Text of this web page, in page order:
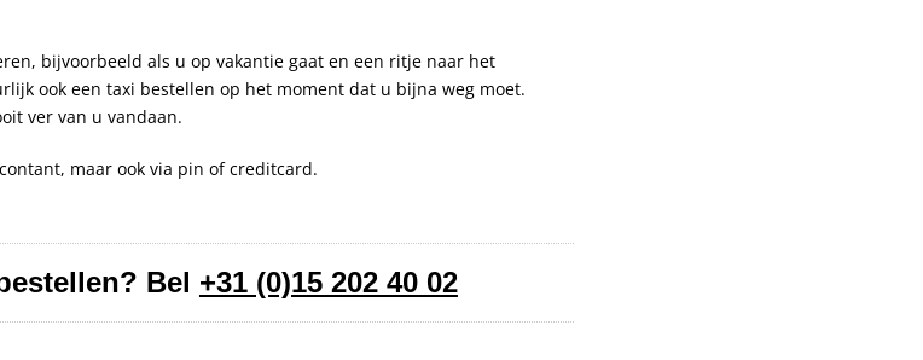
bijvoorbeeld als u op vakantie gaat en een ritje naar het
ook een taxi bestellen op het moment dat u bijna weg moet.
ver van u vandaan.
maar ook via pin of creditcard.
Bel +31 (0)15 202 40 02